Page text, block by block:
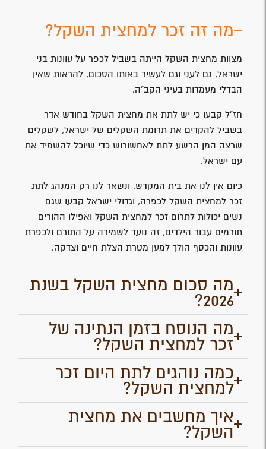
מה זה זכר למחצית השקל?
מצוות מחצית השקל הייתה בשביל לכפר על עוונות בני
ישראל, גם לעני וגם לעשיר באותו הסכום, להראות שאין
הבדלי מעמדות בעיני הקב"ה.
חז"ל קבעו כי יש לתת את מחצית השקל בחודש אדר
בשביל להקדים את תרומת השקלים של ישראל, לשקלים
שרצה המן הרשע לתת לאחשורוש כדי שיוכל להשמיד את
עם ישראל.
כיום אין לנו את בית המקדש, ונשאר לנו רק המנהג לתת
זכר למחצית השקל לכפרה, וגדולי ישראל קבעו שגם
נשים יכולות לתרום זכר למחצית השקל ואפילו ההורים
תורמים עבור הילדים, זה נועד לשמירה על התורם ולכפרת
עוונות והכסף הולך למען מטרת הצלת חיים וצדקה.
מה סכום מחצית השקל בשנת
2026?
מה הנוסח בזמן הנתינה של
זכר למחצית השקל?
כמה נוהגים לתת היום זכר
למחצית השקל?
איך מחשבים את מחצית
השקל?